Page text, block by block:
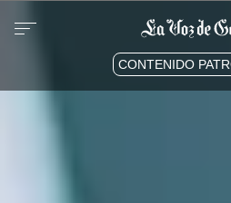
CONTENIDO